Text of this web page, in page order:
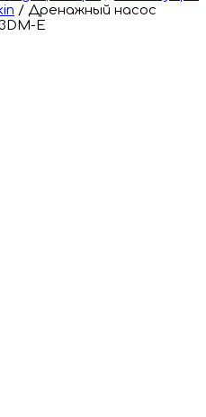
/ Дренажный насос
E